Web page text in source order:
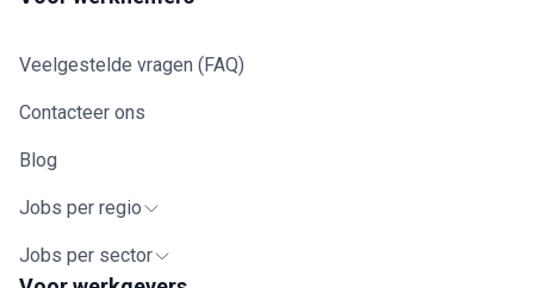
Veelgestelde vragen (FAQ)
Contacteer ons
Blog
Jobs per regio
Jobs per sector